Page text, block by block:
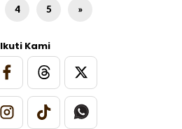
4 5 »
Ikuti Kami